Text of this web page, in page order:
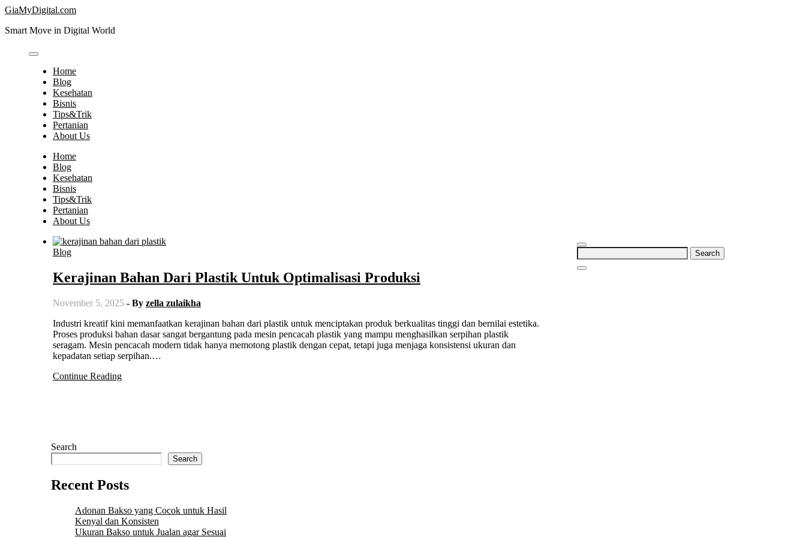
Skip
content
GiaMyDigital.com
Smart Move in Digital World
Home
Blog
Kesehatan
Bisnis
Tips&Trik
Pertanian
About Us
Home
Blog
Kesehatan
Bisnis
Tips&Trik
Pertanian
About Us
Search
for:
Blog
Kerajinan Bahan Dari Plastik Untuk Optimalisasi Produksi
November 5, 2025 - By zella zulaikha
Industri kreatif kini memanfaatkan kerajinan bahan dari plastik untuk menciptakan produk berkualitas tinggi dan bernilai estetika.
Proses produksi bahan dasar sangat bergantung pada mesin pencacah plastik yang mampu menghasilkan serpihan plastik
seragam. Mesin pencacah modern tidak hanya memotong plastik dengan cepat, tetapi juga menjaga konsistensi ukuran dan
kepadatan setiap serpihan.…
Continue Reading
Search
Search
Recent Posts
Adonan Bakso yang Cocok untuk Hasil
Kenyal dan Konsisten
Ukuran Bakso untuk Jualan agar Sesuai